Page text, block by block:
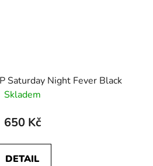
Saturday Night Fever Black
Skladem
650 Kč
DETAIL